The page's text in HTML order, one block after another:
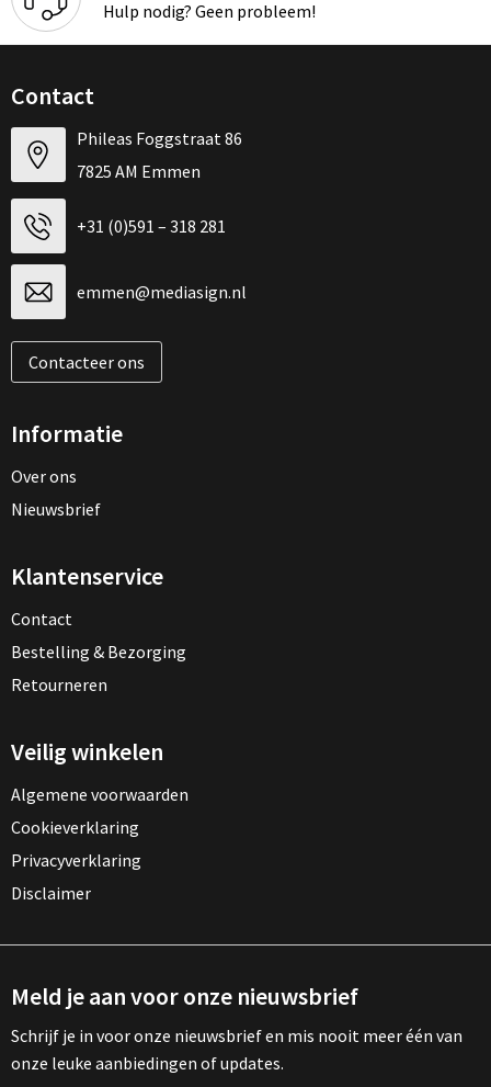
Hulp nodig? Geen probleem!
Contact
Phileas Foggstraat 86
7825 AM Emmen
+31 (0)591 – 318 281
emmen@mediasign.nl
Contacteer ons
Informatie
Over ons
Nieuwsbrief
Klantenservice
Contact
Bestelling & Bezorging
Retourneren
Veilig winkelen
Algemene voorwaarden
Cookieverklaring
Privacyverklaring
Disclaimer
Meld je aan voor onze nieuwsbrief
Schrijf je in voor onze nieuwsbrief en mis nooit meer één van
onze leuke aanbiedingen of updates.